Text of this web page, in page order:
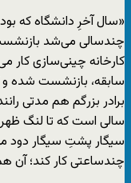
«سال آخرِ دانشگاه که
چندسالی می‌شد
کارخانه چینی‌سازی کار
سابقه، بازنشست شده و
برادر بزرگم هم مدتی
سالی است که تا لنگ
سیگار پشتِ سیگار دود
چندساعتی کار کند؛